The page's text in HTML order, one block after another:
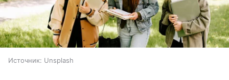
Источник: Unsplash